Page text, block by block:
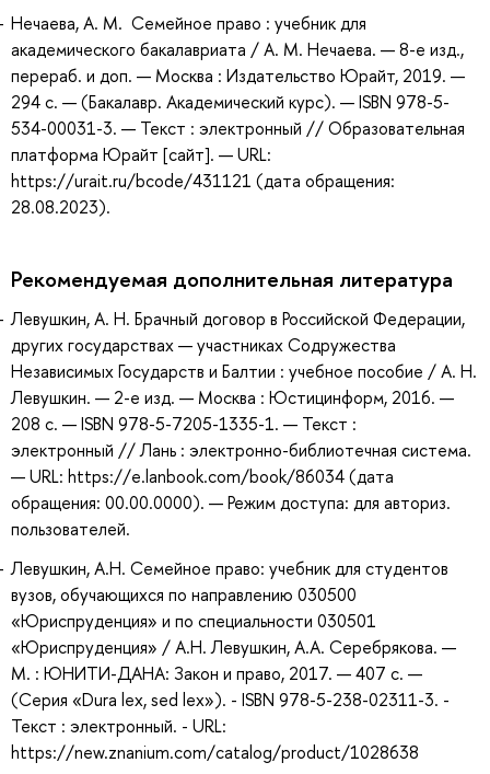
Нечаева, А. М. Семейное право : учебник для
академического бакалавриата / А. М. Нечаева. — 8-е изд.,
перераб. и доп. — Москва : Издательство Юрайт, 2019. —
294 с. — (Бакалавр. Академический курс). — ISBN 978-5-
534-00031-3. — Текст : электронный // Образовательная
платформа Юрайт [сайт]. — URL:
https://urait.ru/bcode/431121 (дата обращения:
28.08.2023).
Рекомендуемая дополнительная литература
Левушкин, А. Н. Брачный договор в Российской Федерации,
других государствах — участниках Содружества
Независимых Государств и Балтии : учебное пособие / А. Н.
Левушкин. — 2-е изд. — Москва : Юстицинформ, 2016. —
208 с. — ISBN 978-5-7205-1335-1. — Текст :
электронный // Лань : электронно-библиотечная система.
— URL: https://e.lanbook.com/book/86034 (дата
обращения: 00.00.0000). — Режим доступа: для авториз.
пользователей.
Левушкин, А.Н. Семейное право: учебник для студентов
вузов, обучающихся по направлению 030500
«Юриспруденция» и по специальности 030501
«Юриспруденция» / А.Н. Левушкин, А.А. Серебрякова. —
М. : ЮНИТИ-ДАНА: Закон и право, 2017. — 407 с. —
(Серия «Dura lex, sed lex»). - ISBN 978-5-238-02311-3. -
Текст : электронный. - URL:
https://new.znanium.com/catalog/product/1028638